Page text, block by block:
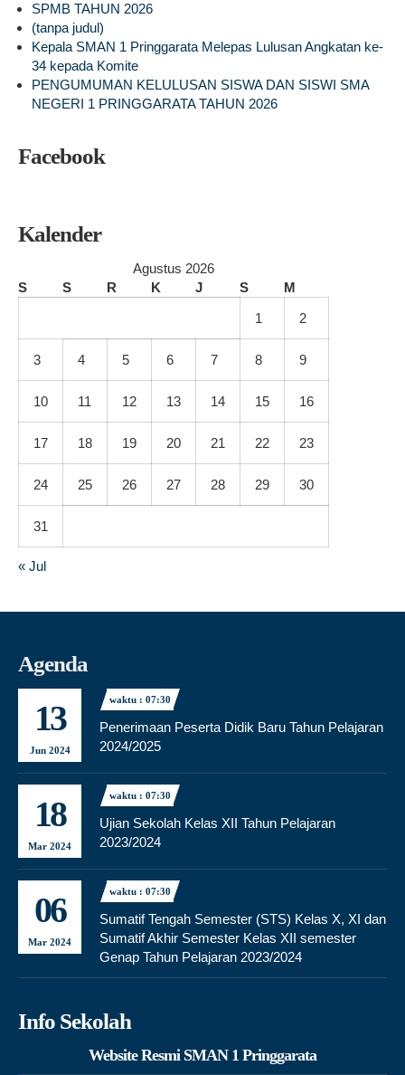
SPMB TAHUN 2026
(tanpa judul)
Kepala SMAN 1 Pringgarata Melepas Lulusan Angkatan ke-
34 kepada Komite
PENGUMUMAN KELULUSAN SISWA DAN SISWI SMA
NEGERI 1 PRINGGARATA TAHUN 2026
Facebook
Kalender
Agustus 2026
S
S R K J S
M
1
2
3 4 5 6 7 8 9
10 11 12 13 14 15 16
17 18 19 20 21 22 23
24 25 26 27 28 29 30
31
« Jul
Agenda
13
Jun 2024
waktu : 07:30
Penerimaan Peserta Didik Baru Tahun Pelajaran
2024/2025
18
Mar 2024
waktu : 07:30
Ujian Sekolah Kelas XII Tahun Pelajaran
2023/2024
06
Mar 2024
waktu : 07:30
Sumatif Tengah Semester (STS) Kelas X, XI dan
Sumatif Akhir Semester Kelas XII semester
Genap Tahun Pelajaran 2023/2024
Info Sekolah
Website Resmi SMAN 1 Pringgarata